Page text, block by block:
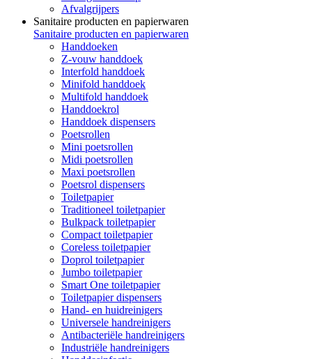
Afvalgrijpers
Sanitaire producten en papierwaren
Sanitaire producten en papierwaren
Handdoeken
Z-vouw handdoek
Interfold handdoek
Minifold handdoek
Multifold handdoek
Handdoekrol
Handdoek dispensers
Poetsrollen
Mini poetsrollen
Midi poetsrollen
Maxi poetsrollen
Poetsrol dispensers
Toiletpapier
Traditioneel toiletpapier
Bulkpack toiletpapier
Compact toiletpapier
Coreless toiletpapier
Doprol toiletpapier
Jumbo toiletpapier
Smart One toiletpapier
Toiletpapier dispensers
Hand- en huidreinigers
Universele handreinigers
Antibacteriële handreinigers
Industriële handreinigers